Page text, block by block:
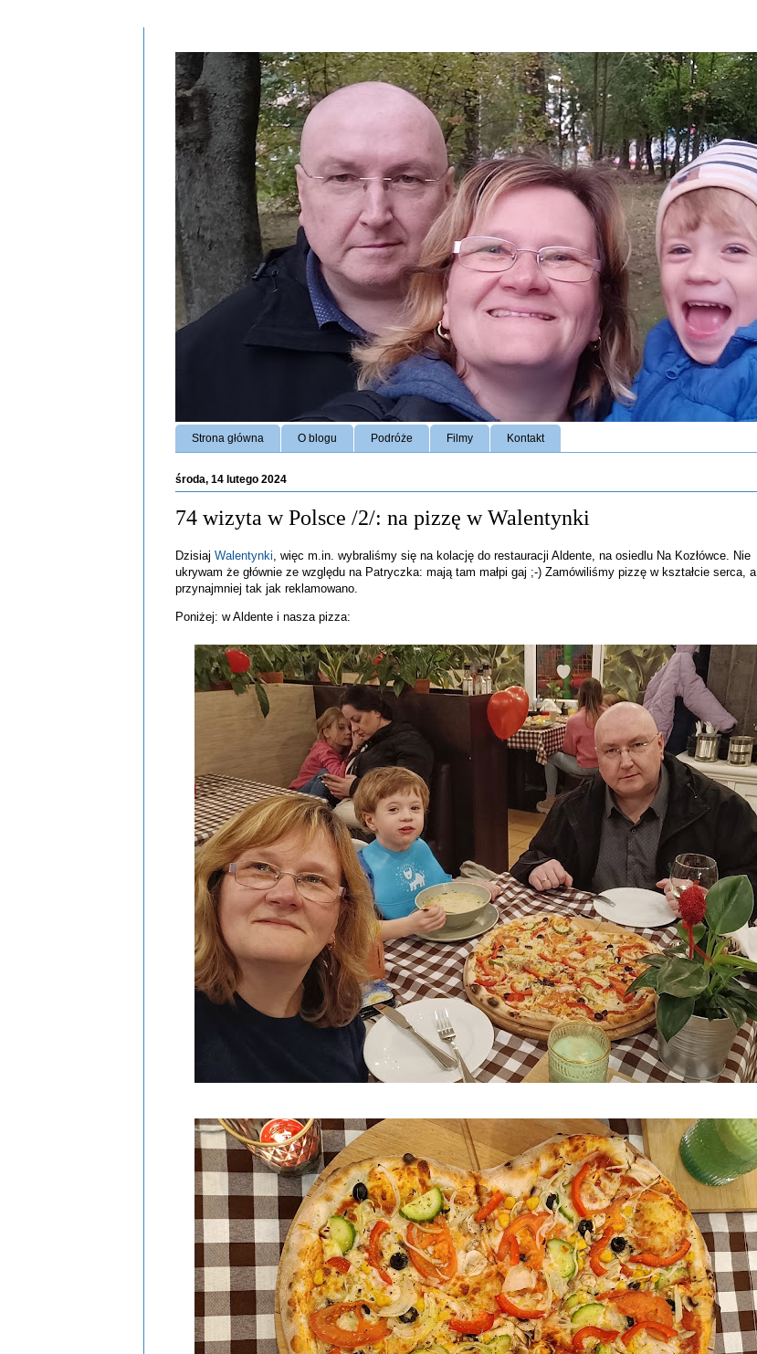
Strona główna O blogu Podróże Filmy Kontakt
środa, 14 lutego 2024
74 wizyta w Polsce /2/: na pizzę w Walentynki
Dzisiaj Walentynki, więc m.in. wybraliśmy się na kolację do restauracji Aldente, na osiedlu Na Kozłówce. Nie
ukrywam że głównie ze względu na Patryczka: mają tam małpi gaj ;-) Zamówiliśmy pizzę w kształcie serca, a
przynajmniej tak jak reklamowano.
Poniżej: w Aldente i nasza pizza: